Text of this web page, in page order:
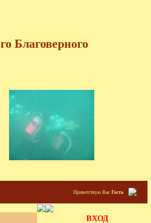
Благоверного
Приветствую Вас Гость
ВХОД